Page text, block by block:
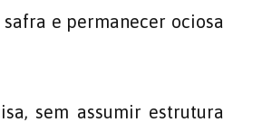
e permanecer ociosa
sem assumir estrutura